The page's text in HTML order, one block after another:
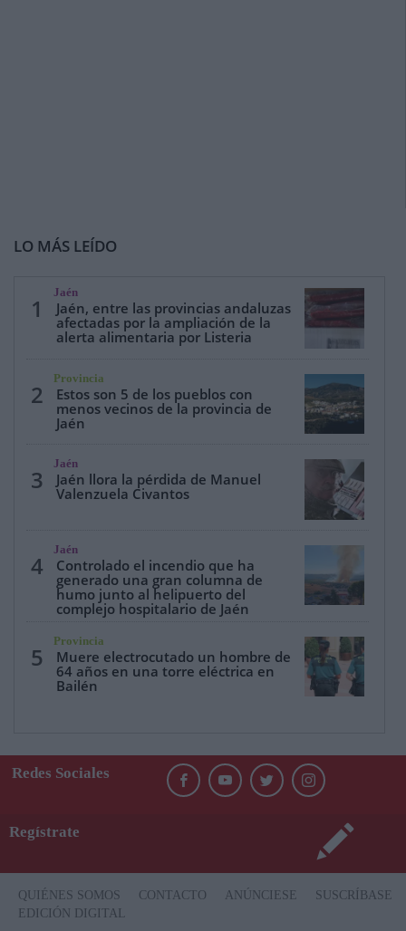
LO MÁS LEÍDO
1
Jaén
Jaén, entre las provincias andaluzas
afectadas por la ampliación de la
alerta alimentaria por Listeria
2
Provincia
Estos son 5 de los pueblos con
menos vecinos de la provincia de
Jaén
3
Jaén
Jaén llora la pérdida de Manuel
Valenzuela Civantos
4
Jaén
Controlado el incendio que ha
generado una gran columna de
humo junto al helipuerto del
complejo hospitalario de Jaén
5
Provincia
Muere electrocutado un hombre de
64 años en una torre eléctrica en
Bailén
Redes Sociales
Regístrate
QUIÉNES SOMOS CONTACTO ANÚNCIESE
SUSCRÍBASE
EDICIÓN DIGITAL